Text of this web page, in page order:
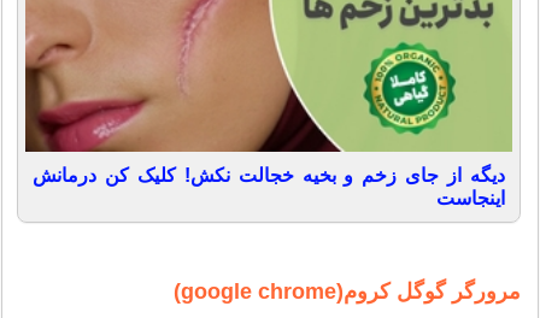
دیگه از جای زخم و بخیه خجالت نکش! کلیک کن درمانش
اینجاست
مرورگر گوگل کروم(google chrome)